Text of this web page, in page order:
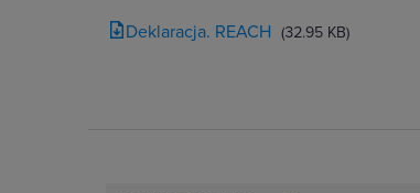
Deklaracja. REACH (32.95 KB)